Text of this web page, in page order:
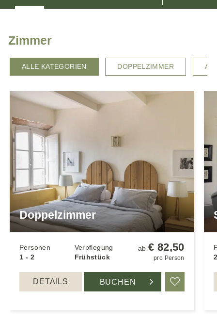
Zimmer
ALLE KATEGORIEN DOPPELZIMMER
Doppelzimmer
Personen
1 - 2
Verpflegung
Frühstück
ab€ 82,50
pro Person
DETAILS BUCHEN